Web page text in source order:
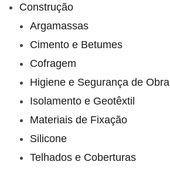
Construção
Argamassas
Cimento e Betumes
Cofragem
Higiene e Segurança de Obra
Isolamento e Geotêxtil
Materiais de Fixação
Silicone
Telhados e Coberturas